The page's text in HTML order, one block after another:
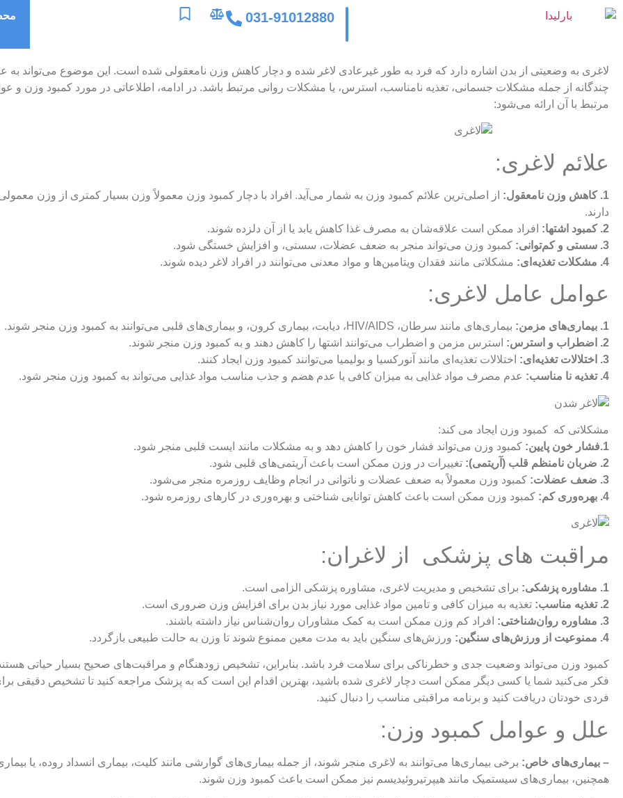
031-91012880
لاغری به وضعیتی از بدن اشاره دارد که فرد به طور غیرعادی لاغر شده و دچار کاهش وزن نامعقولی شده است. این موضوع می‌تواند به
چندگانه از جمله مشکلات جسمانی، تغذیه نامناسب، استرس، یا مشکلات روانی مرتبط باشد. در ادامه، اطلاعاتی در مورد کمبود وزن و
مرتبط با آن ارائه می‌شود:
علائم لاغری:
1. کاهش وزن نامعقول:
از اصلی‌ترین علائم کمبود وزن به شمار می‌آید. افراد با دچار کمبود وزن معمولاً وزن بسیار کمتری از وزن
دارند.
2. کمبود اشتها:
افراد ممکن است علاقه‌شان به مصرف غذا کاهش یابد یا از آن دلزده شوند.
3. سستی و کم‌توانی:
کمبود وزن می‌تواند منجر به ضعف عضلات، سستی، و افزایش خستگی شود.
4. مشکلات تغذیه‌ای:
مشکلاتی مانند فقدان ویتامین‌ها و مواد معدنی می‌توانند در افراد لاغر دیده شوند.
عوامل عامل لاغری:
1. بیماری‌های مزمن:
بیماری‌های مانند سرطان، HIV/AIDS، دیابت، بیماری کرون، و بیماری‌های قلبی می‌توانند به کمبود وزن منجر شوند.
2. اضطراب و استرس:
استرس مزمن و اضطراب می‌توانند اشتها را کاهش دهند و به کمبود وزن منجر شوند.
3. اختلالات تغذیه‌ای:
اختلالات تغذیه‌ای مانند آنورکسیا و بولیمیا می‌توانند کمبود وزن ایجاد کنند.
4. تغذیه نا مناسب:
عدم مصرف مواد غذایی به میزان کافی یا عدم هضم و جذب مناسب مواد غذایی می‌تواند به کمبود وزن منجر شود.
مشکلاتی که کمبود وزن ایجاد می کند:
1.فشار خون پایین:
کمبود وزن می‌تواند فشار خون را کاهش دهد و به مشکلات مانند ایست قلبی منجر شود.
2. ضربان نامنظم قلب (آریتمی):
تغییرات در وزن ممکن است باعث آریتمی‌های قلبی شود.
3. ضعف عضلات:
کمبود وزن معمولاً به ضعف عضلات و ناتوانی در انجام وظایف روزمره منجر می‌شود.
4. بهره‌وری کم:
کمبود وزن ممکن است باعث کاهش توانایی شناختی و بهره‌وری در کارهای روزمره شود.
مراقبت های پزشکی از لاغران:
1. مشاوره پزشکی:
برای تشخیص و مدیریت لاغری، مشاوره پزشکی الزامی است.
2. تغذیه مناسب:
تغذیه به میزان کافی و تامین مواد غذایی مورد نیاز بدن برای افزایش وزن ضروری است.
3. مشاوره روان‌شناختی:
افراد کم وزن ممکن است به کمک مشاوران روان‌شناس نیاز داشته باشند.
4. ممنوعیت از ورزش‌های سنگین:
ورزش‌های سنگین باید به مدت معین ممنوع شوند تا وزن به حالت طبیعی بازگردد.
کمبود وزن می‌تواند وضعیت جدی و خطرناکی برای سلامت فرد باشد. بنابراین، تشخیص زودهنگام و مراقبت‌های صحیح بسیار حیاتی
فکر می‌کنید شما یا کسی دیگر ممکن است دچار لاغری شده باشید، بهترین اقدام این است که به پزشک مراجعه کنید تا تشخیص دقیقی
فردی خودتان دریافت کنید و برنامه مراقبتی مناسب را دنبال کنید.
علل و عوامل کمبود وزن:
– بیماری‌های خاص: برخی بیماری‌ها می‌توانند به لاغری منجر شوند، از جمله بیماری‌های گوارشی مانند کلیت، بیماری انسداد روده، یا
همچنین، بیماری‌های سیستمیک مانند هیپرتیروئیدیسم نیز ممکن است باعث کمبود وزن شوند.